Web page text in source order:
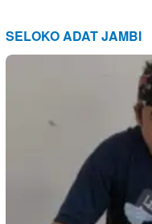
SELOKO ADAT JAMBI